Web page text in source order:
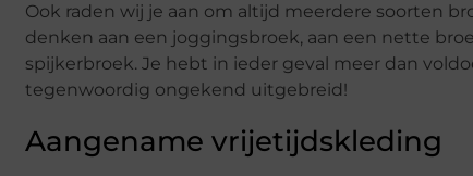
Ook raden wij je aan om altijd meerdere soorten
denken aan een joggingsbroek, aan een nette
spijkerbroek. Je hebt in ieder geval meer dan
tegenwoordig ongekend uitgebreid!
Aangename vrijetijdskleding